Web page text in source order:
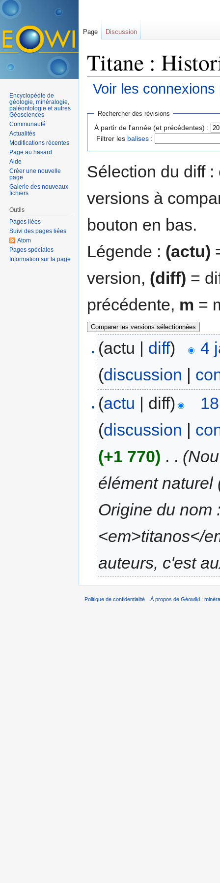
Titane :
Voir les
Rechercher des révisions
À partir de l'année (et précédentes) :
Filtrer les balises :
Sélection du diff
versions à
bouton en bas.
Légende : (actu)
version, (diff) =
précédente, m =
(actu | diff)
4
(discussion |
(actu | diff)
(discussion |
(+1 770) . .
élément naturel
Origine du nom
<em>titanos</
auteurs, c'est
Page Discussion
Encyclopédie de
géologie, minéralogie,
paléontologie et autres
Géosciences
Communauté
Actualités
Modifications récentes
Page au hasard
Aide
Créer une nouvelle
page
Galerie des nouveaux
fichiers
Outils
Pages liées
Suivi des pages liées
Atom
Pages spéciales
Information sur la page
Politique de confidentialité À propos de Géowiki :